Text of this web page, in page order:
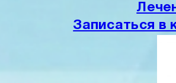
Записаться в